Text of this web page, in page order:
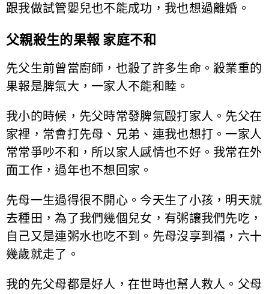
跟我做試管嬰兒也不能成功，我也想過離婚。
父親殺生的果報 家庭不和
先父生前曾當廚師，也殺了許多生命。殺業重的
果報是脾氣大，一家人不能和睦。
我小的時候，先父時常發脾氣毆打家人。先父在
家裡，常會打先母、兄弟、連我也想打。一家人
常常爭吵不和，所以家人感情也不好。我常在外
面工作，過年也不想回家。
先母一生過得很不開心。今天生了小孩，明天就
去種田，為了我們幾個兒女，有粥讓我們先吃，
自己又是連粥水也吃不到。先母沒享到福，六十
幾歲就走了。
我的先父母都是好人，在世時也幫人救人。父母